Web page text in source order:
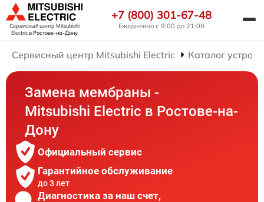
Сервисный центр Mitsubishi
Electricв Ростове-на-Дону
+7 (800) 301-67-48
Ежедневно с 9:00 до 21:00
Сервисный центр Mitsubishi Electric Каталог
Замена мембраны -
Mitsubishi Electric в Ростове-на-
Дону
Официальный сервис
Гарантийное обслуживание
до 3 лет
Диагностика за наш счет,